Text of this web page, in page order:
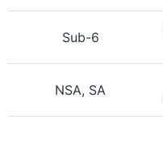
Sub-6
NSA, SA